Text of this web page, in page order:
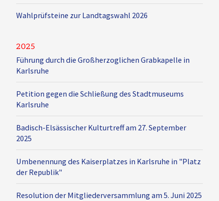
Wahlprüfsteine zur Landtagswahl 2026
2025
Führung durch die Großherzoglichen Grabkapelle in
Karlsruhe
Petition gegen die Schließung des Stadtmuseums
Karlsruhe
Badisch-Elsässischer Kulturtreff am 27. September
2025
Umbenennung des Kaiserplatzes in Karlsruhe in "Platz
der Republik"
Resolution der Mitgliederversammlung am 5. Juni 2025